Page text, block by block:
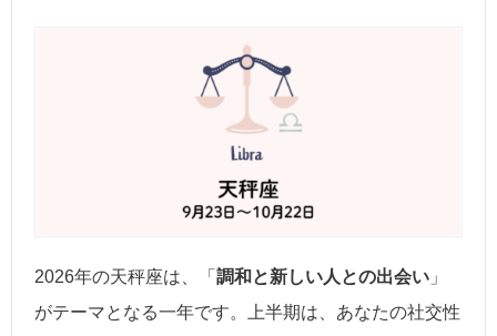
2026年の天秤座は、「 調和と新しい人との出会い 」
がテーマとなる一年です。上半期は、あなたの社交性